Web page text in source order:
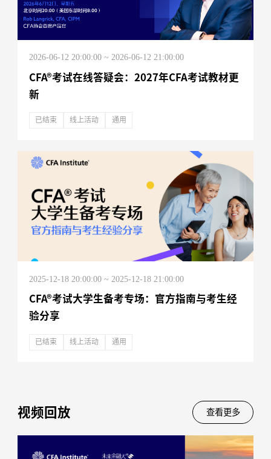
2026-06-12 20:00:00 ~ 2026-06-12 21:00:00
CFA®考试在线答疑会：2027年CFA考试教材更
新
已结束 线上活动 通用
2025-12-18 20:00:00 ~ 2025-12-18 21:00:00
CFA®考试大学生备考专场：官方指南与考生经
验分享
已结束 线上活动 通用
视频回放 查看更多